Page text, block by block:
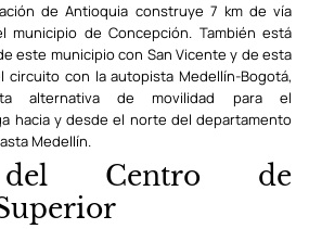
de Antioquia construye 7 km de vía
municipio de Concepción. También está
este municipio con San Vicente y de esta
circuito con la autopista Medellín-Bogotá,
alternativa de movilidad para el
hacia y desde el norte del departamento
Medellín.
del Centro de